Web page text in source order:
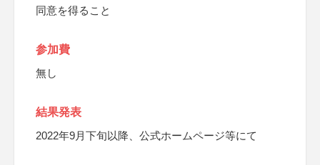
同意を得ること
参加費
無し
結果発表
2022年9月下旬以降、公式ホームページ等にて